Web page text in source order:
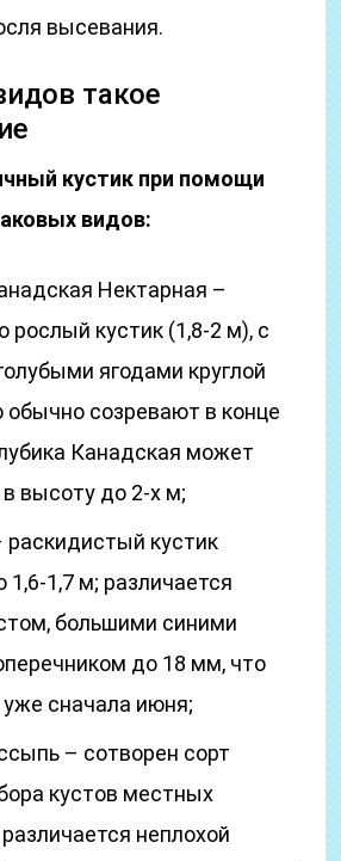
высевания.
такое
кустик при помощи
видов:
Нектарная –
рослый кустик (1,8-2 м), с
ягодами круглой
созревают в конце
Канадская может
высоту до 2-х м;
кустик
1,7 м; различается
большими синими
до 18 мм, что
сначала июня;
– сотворен сорт
кустов местных
неплохой